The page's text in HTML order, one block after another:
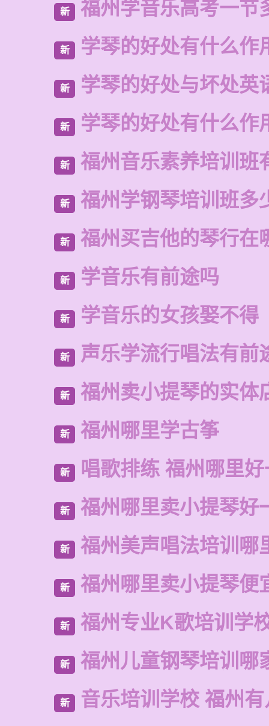
新 福州学音乐高考一节
新 学琴的好处有什么作
新 学琴的好处与坏处英
新 学琴的好处有什么作
新 福州音乐素养培训班
新 福州学钢琴培训班多
新 福州买吉他的琴行在
新 学音乐有前途吗
新 学音乐的女孩娶不得
新 声乐学流行唱法有前
新 福州卖小提琴的实体
新 福州哪里学古筝
新 唱歌排练 福州哪里
新 福州哪里卖小提琴好
新 福州美声唱法培训哪
新 福州哪里卖小提琴便
新 福州专业K歌培训学
新 福州儿童钢琴培训哪
新 音乐培训学校 福州